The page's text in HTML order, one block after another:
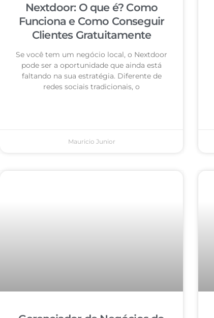
Nextdoor: O que é? Como
Funciona e Como Conseguir
Clientes Gratuitamente
Se você tem um negócio local, o Nextdoor
pode ser a oportunidade que ainda está
faltando na sua estratégia. Diferente de
redes sociais tradicionais, o
Mauricio Junior